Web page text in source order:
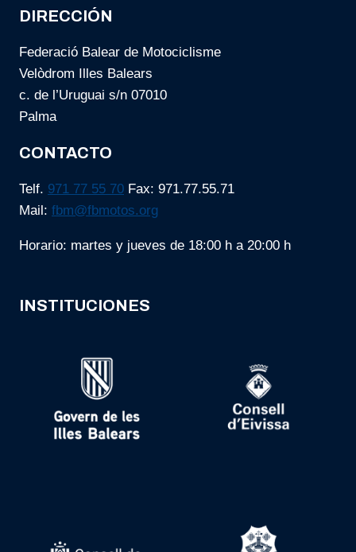
DIRECCIÓN
Federació Balear de Motociclisme
Velòdrom Illes Balears
c. de l’Uruguai s/n 07010
Palma
CONTACTO
Telf. 971 77 55 70 Fax: 971.77.55.71
Mail: fbm@fbmotos.org
Horario: martes y jueves de 18:00 h a 20:00 h
INSTITUCIONES